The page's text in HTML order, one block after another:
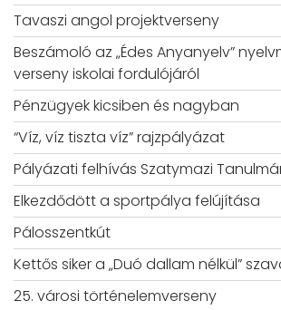
Tavaszi angol projektverseny
Beszámoló az „Édes Anyanyelv”
verseny iskolai fordulójáról
Pénzügyek kicsiben és nagyban
“Víz, víz tiszta víz” rajzpályázat
Pályázati felhívás Szatymazi
Elkezdődött a sportpálya felújítása
Pálosszentkút
Kettős siker a „Duó dallam nélkül”
25. városi történelemverseny